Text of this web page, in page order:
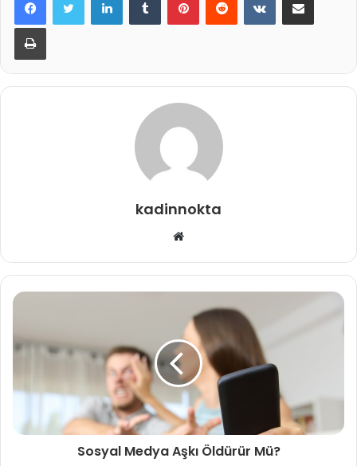
Yazdır
kadinnokta
Web
Sosyal Medya Aşkı Öldürür Mü?